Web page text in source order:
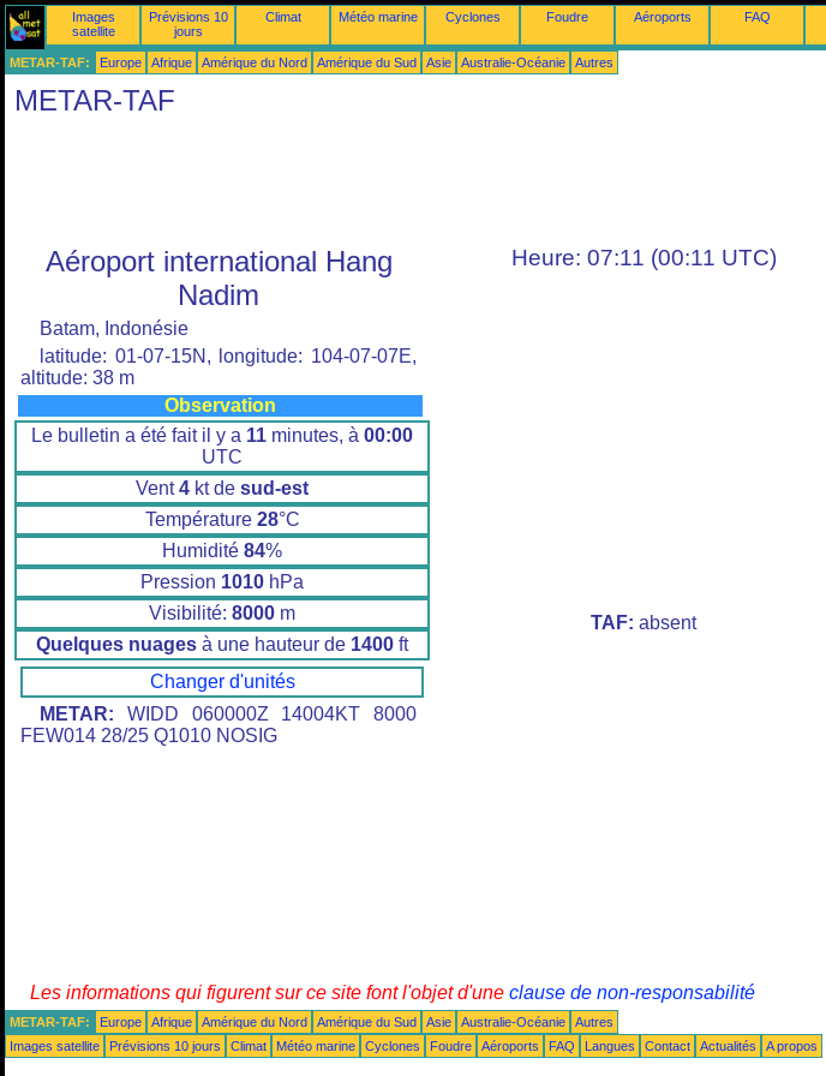
Images
satellite
Prévisions 10
jours
Climat Météo marine Cyclones Foudre Aéroports FAQ
METAR-TAF: Europe Afrique Amérique du Nord Amérique du Sud Asie Australie-Océanie Autres
METAR-TAF
Aéroport international Hang
Nadim
Batam, Indonésie
latitude: 01-07-15N, longitude: 104-07-07E,
altitude: 38 m
Observation
Le bulletin a été fait il y a 11 minutes, à 00:00
UTC
Vent4 kt de sud-est
Température 28°C
Humidité 84%
Pression 1010 hPa
Visibilité: 8000 m
Quelques nuages à une hauteur de 1400 ft
Changer d'unités
METAR: WIDD 060000Z 14004KT 8000
FEW014 28/25 Q1010 NOSIG
Heure: 07:11 (00:11 UTC)
TAF: absent
Les informations qui figurent sur ce site font l'objet d'une clause de non-responsabilité
METAR-TAF: Europe Afrique Amérique du Nord Amérique du Sud Asie Australie-Océanie
Autres
Images satellite
Prévisions 10 jours Climat Météo marine Cyclones Foudre Aéroports FAQ Langues Contact Actualités A propos